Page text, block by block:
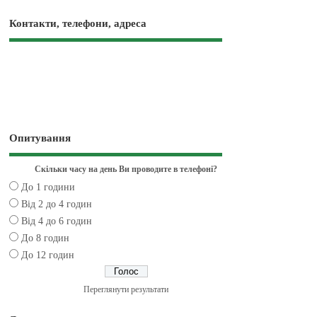
Контакти, телефони, адреса
Опитування
Скільки часу на день Ви проводите в телефоні?
До 1 години
Від 2 до 4 годин
Від 4 до 6 годин
До 8 годин
До 12 годин
Переглянути результати